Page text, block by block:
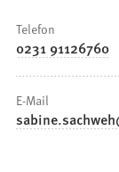
Telefon
0231 91126760
E-Mail
sabine.sachweh